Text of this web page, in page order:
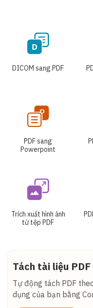
DICOM sang PDF
PDF sang
Powerpoint
Trích xuất hình ảnh
từ tệp PDF
Tách tài liệu
Tự động tách PDF
dụng của bạn bằng